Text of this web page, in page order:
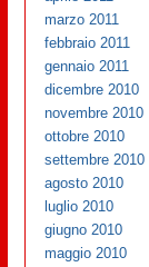
marzo 2011
febbraio 2011
gennaio 2011
dicembre 2010
novembre 2010
ottobre 2010
settembre 2010
agosto 2010
luglio 2010
giugno 2010
maggio 2010